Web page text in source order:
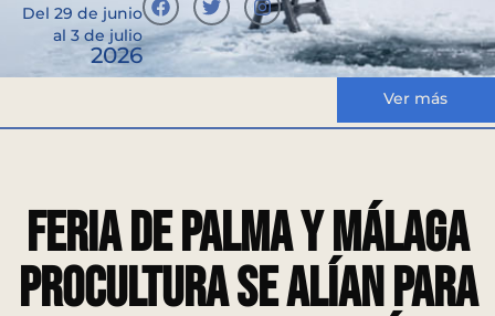
Del 29 de junio
al 3 de julio
2026
Ver más
Feria de Palma y Málaga
Procultura se alían para